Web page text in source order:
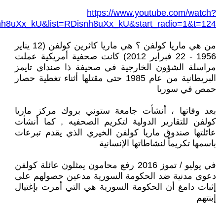
https://www.youtube.com/watch?
من هي ماريا كولفن ؟ هي ماريا كاثرين كولفن (12 يناير
1956 - 22 فبراير 2012) كانت صحفية أمريكية عملت
مراسلة الشؤون الخارجية في صحيفة ذا صنداي تايمز
البريطانية من عام 1985 حتى مقتلها أثناء تغطية حصار
حمص في سوريا
بعد وفاتها ، أنشأت جامعة ستوني بروك مركز ماريا
كولفن للتقارير الدولية لتكريم الصحفيه , كما أنشأت
عائلتها صندوق ماريا كولفن الخيري الذي يقدم تبرعات
باسمها تكريماً لنشاطاتها الإنسانية
في يوليو / تموز 2016 رفع محامون يمثلون عائلة كولفن
دعوى مدنية ضد الحكومة السورية مدعين حصولهم على
إثبات دامغ أن الحكومة السورية هي التي أمرت بإغتيال
إبنتهم